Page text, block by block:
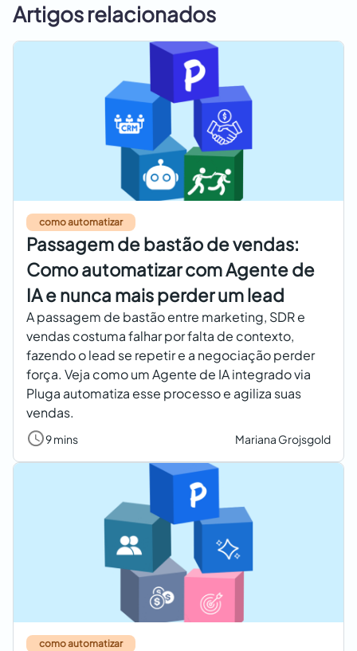
Artigos relacionados
como automatizar
Passagem de bastão de vendas:
Como automatizar com Agente de
IA e nunca mais perder um lead
A passagem de bastão entre marketing, SDR e
vendas costuma falhar por falta de contexto,
fazendo o lead se repetir e a negociação perder
força. Veja como um Agente de IA integrado via
Pluga automatiza esse processo e agiliza suas
vendas.
9 mins Mariana Grojsgold
como automatizar